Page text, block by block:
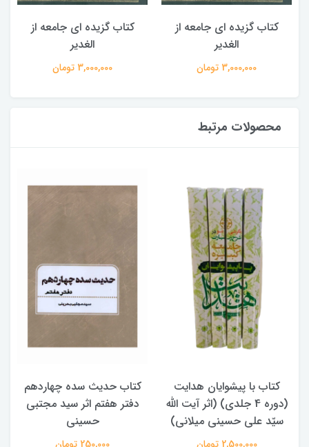
کتاب گزیده ای جامعه از
الغدیر
3,000,000 تومان
کتاب گزیده ای جامعه از
الغدیر
3,000,000 تومان
محصولات مرتبط
با پیشوایان هدایت
(دوره 4 جلدی) (اثر آیت الله
علی حسینی میلانی)
کتاب حدیث سده چهاردهم
دفتر هفتم اثر سید مجتبی
کتاب